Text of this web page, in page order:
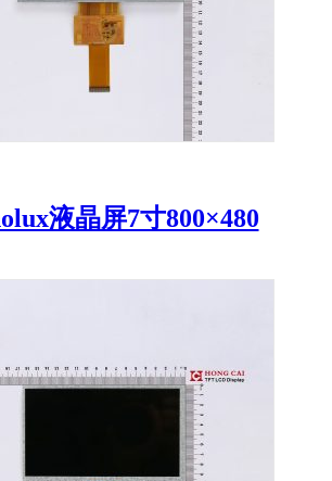
液晶屏7寸800×480